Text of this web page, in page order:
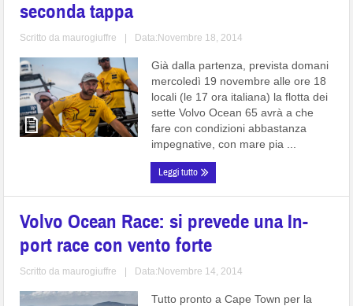
seconda tappa
Scritto da maurogiuffre Data:Novembre 18, 2014
Già dalla partenza, prevista domani
mercoledì 19 novembre alle ore 18
locali (le 17 ora italiana) la flotta dei
sette Volvo Ocean 65 avrà a che
fare con condizioni abbastanza
impegnative, con mare pia ...
Leggi tutto
Volvo Ocean Race: si prevede una In-
port race con vento forte
Scritto da maurogiuffre Data:Novembre 14, 2014
Tutto pronto a Cape Town per la